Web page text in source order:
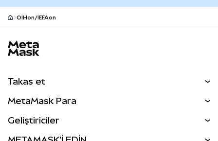
OIHon/IEFAon
Takas et
Perps
MetaMask Para
Geliştiriciler